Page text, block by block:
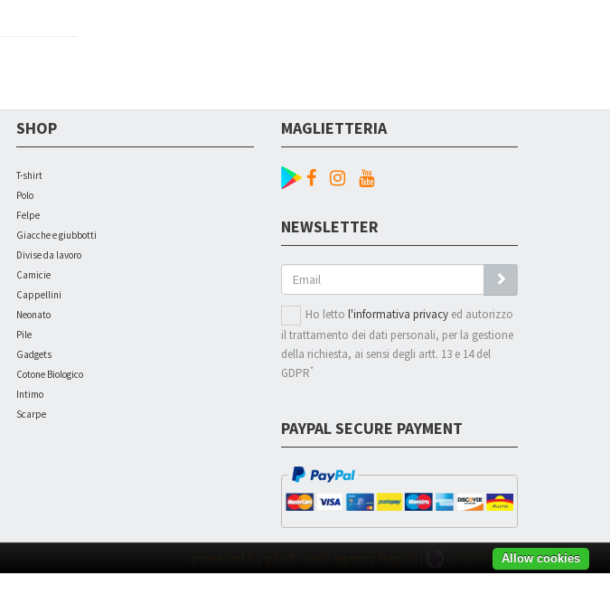
SHOP
T-shirt
Polo
Felpe
Giacche e giubbotti
Divise da lavoro
Camicie
Cappellini
Neonato
Pile
Gadgets
Cotone Biologico
Intimo
Scarpe
MAGLIETTERIA
NEWSLETTER
Ho letto l'informativa privacyed autorizzo
il trattamento dei dati personali, per la gestione
della richiesta, ai sensi degli artt. 13 e 14 del
GDPR*
PAYPAL SECURE PAYMENT
uShirtProjectAllow cookies